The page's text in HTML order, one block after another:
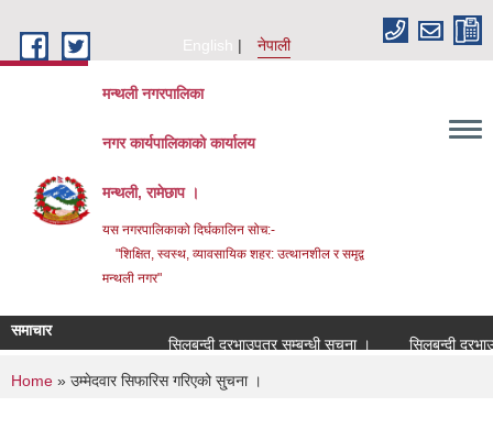
English
नेपाली
मन्थली नगरपालिका
नगर कार्यपालिकाको कार्यालय
मन्थली, रामेछाप ।
यस नगरपालिकाको दिर्घकालिन सोच:-
"शिक्षित, स्वस्थ, व्यावसायिक शहर: उत्थानशील र समृद्व
मन्थली नगर"
समाचार
सिलबन्दी दरभाउपत्र सम्बन्धी सूचना ।
सिलबन्दी
You are here
Home » उम्मेदवार सिफारिस गरिएको सु्चना ।